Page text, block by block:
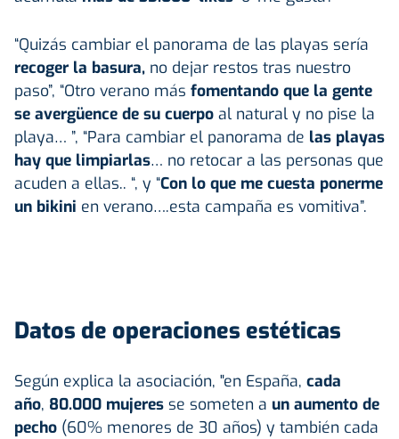
“Quizás cambiar el panorama de las playas sería
recoger la basura, no dejar restos tras nuestro
paso”, “Otro verano más fomentando que la gente
se avergüence de su cuerpo al natural y no pise la
playa… ”, “Para cambiar el panorama de las playas
hay que limpiarlas… no retocar a las personas que
acuden a ellas.. “, y “Con lo que me cuesta ponerme
un bikini en verano….esta campaña es vomitiva”.
Datos de operaciones estéticas
Según explica la asociación, "en España, cada
año, 80.000 mujeres se someten a un aumento de
pecho (60% menores de 30 años) y también cada